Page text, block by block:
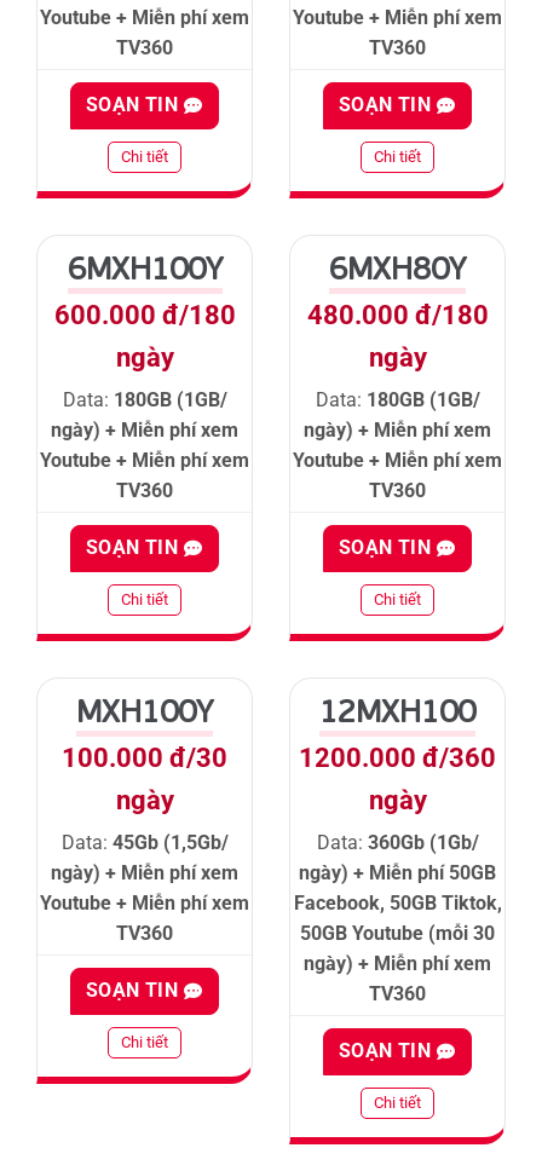
Youtube + Miễn phí xem
TV360
SOẠN TIN
Chi tiết
Youtube + Miễn phí xem
TV360
SOẠN TIN
Chi tiết
6MXH100Y
600.000 đ/180
ngày
Data: 180GB (1GB/
ngày) + Miễn phí xem
Youtube + Miễn phí xem
TV360
SOẠN TIN
Chi tiết
6MXH80Y
480.000 đ/180
ngày
Data: 180GB (1GB/
ngày) + Miễn phí xem
Youtube + Miễn phí xem
TV360
SOẠN TIN
Chi tiết
MXH100Y
100.000 đ/30
ngày
Data: 45Gb (1,5Gb/
ngày) + Miễn phí xem
Youtube + Miễn phí xem
TV360
SOẠN TIN
Chi tiết
12MXH100
1200.000 đ/360
ngày
Data: 360Gb (1Gb/
ngày) + Miễn phí 50GB
Facebook, 50GB Tiktok,
50GB Youtube (mỗi 30
ngày) + Miễn phí xem
TV360
SOẠN TIN
Chi tiết